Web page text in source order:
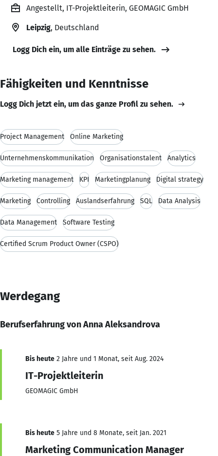
Angestellt, IT-Projektleiterin, GEOMAGIC GmbH
Leipzig, Deutschland
Logg Dich ein, um alle Einträge zu sehen.
Fähigkeiten und Kenntnisse
Logg Dich jetzt ein, um das ganze Profil zu sehen.
Project Management Online Marketing
Unternehmenskommunikation Organisationstalent Analytics
Marketing management KPI Marketingplanung Digital strategy
Marketing Controlling Auslandserfahrung SQL Data Analysis
Data Management Software Testing
Certified Scrum Product Owner (CSPO)
Werdegang
Berufserfahrung von Anna Aleksandrova
Bis heute 2 Jahre und 1 Monat, seit Aug. 2024
IT-Projektleiterin
GEOMAGIC GmbH
Bis heute 5 Jahre und 8 Monate, seit Jan. 2021
Marketing Communication Manager